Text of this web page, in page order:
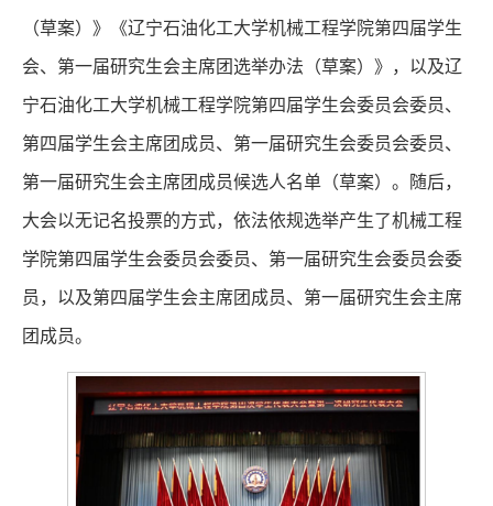
（草案）》《辽宁石油化工大学机械工程学院第四届学生
会、第一届研究生会主席团选举办法（草案）》，以及辽
宁石油化工大学机械工程学院第四届学生会委员会委员、
第四届学生会主席团成员、第一届研究生会委员会委员、
第一届研究生会主席团成员候选人名单（草案）。随后，
大会以无记名投票的方式，依法依规选举产生了机械工程
学院第四届学生会委员会委员、第一届研究生会委员会委
员，以及第四届学生会主席团成员、第一届研究生会主席
团成员。